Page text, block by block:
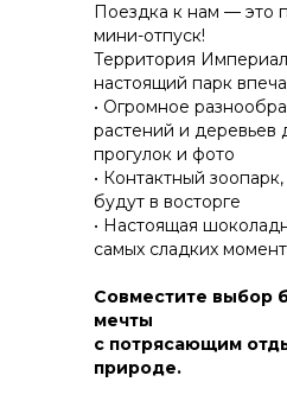
Поездка к нам — это
мини-отпуск!
Территория
настоящий парк
• Огромное
растений и деревьев
прогулок и фото
• Контактный
будут в восторгe
• Настоящая
самых сладких
Совместите выбор
мечты
с потрясающим
природе.
ПРАКТИЧНОСТЬ И ЗАЩИТА ОТ